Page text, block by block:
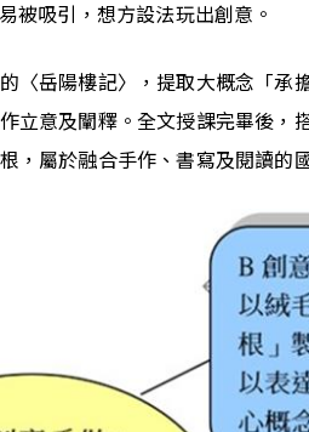
吸引，想方設法玩出創意。
岳陽樓記〉，提取大概念「
立意及闡釋。全文授課完畢後
，屬於融合手作、書寫及閱讀的